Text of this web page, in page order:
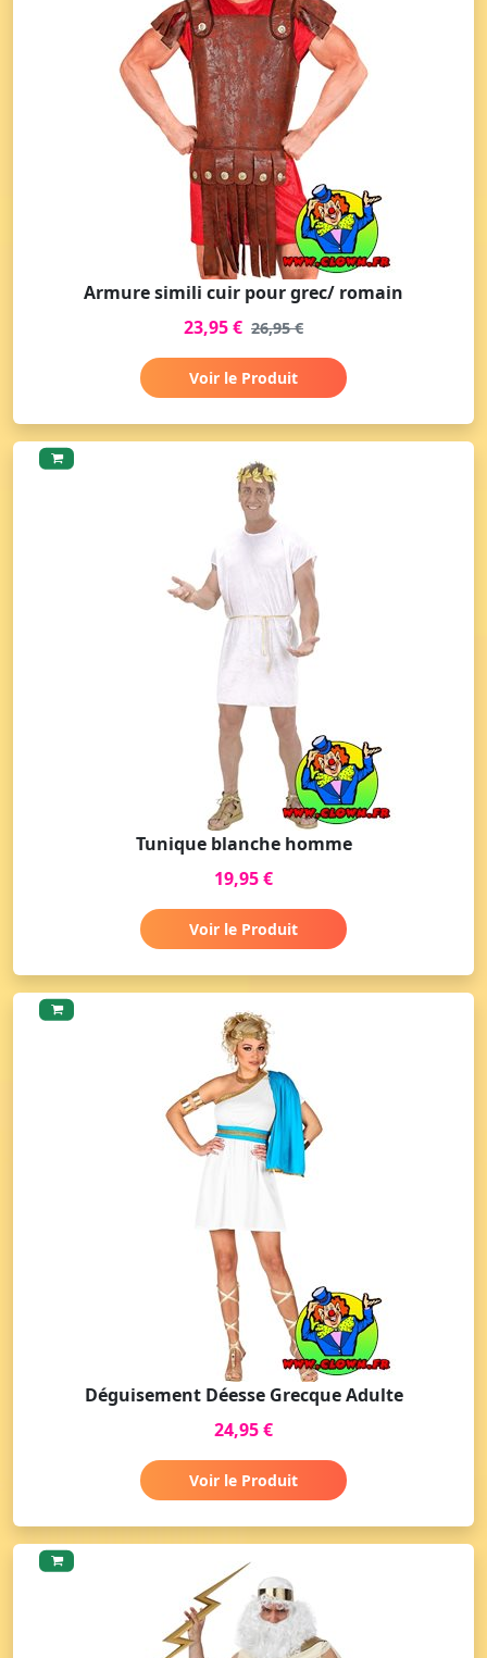
Armure simili cuir pour grec/ romain
23,95 € 26,95 €
Voir le Produit
Tunique blanche homme
19,95 €
Voir le Produit
Déguisement Déesse Grecque Adulte
24,95 €
Voir le Produit